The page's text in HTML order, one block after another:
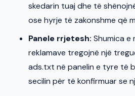
skedarin tuaj dhe të
ose hyrje të zakonshme që
Panele rrjetesh: Shumica
reklamave tregojnë një
ads.txt në panelin e tyre të
secilin për të konfirmuar se